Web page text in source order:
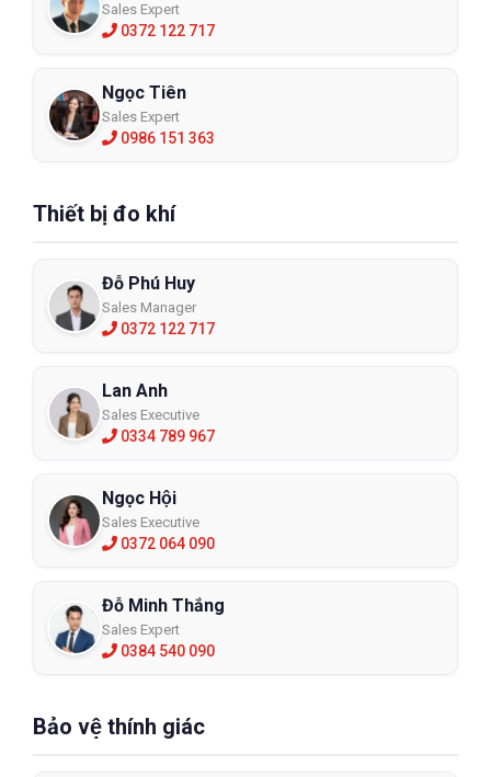
Sales Expert
0372 122 717
Ngọc Tiên
Sales Expert
0986 151 363
Thiết bị đo khí
Đỗ Phú Huy
Sales Manager
0372 122 717
Lan Anh
Sales Executive
0334 789 967
Ngọc Hội
Sales Executive
0372 064 090
Đỗ Minh Thắng
Sales Expert
0384 540 090
Bảo vệ thính giác